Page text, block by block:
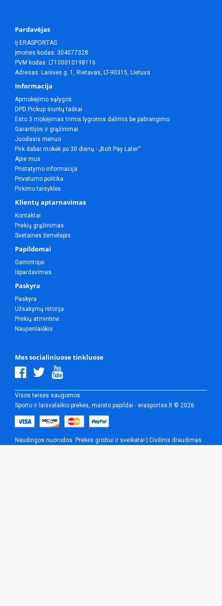
Pardavėjas
IĮ ERASPORTAS
Įmones kodas: 304077328
PVM kodas: LT100010198116
Adresas: Laisvės g. 1, Rietavas, LT-90315, Lietuva
Informacija
Apmokėjimo sąlygos
DPD Pickup siuntų taškai
Esto 3 mokėjimas trimis lygiomis dalimis be pabrangimo
Garantijos ir grąžinimai
Juodasis mėnuo
Pirk dabar mokėk po 30 dienų - „Bolt Pay Later“
Apie mus
Pristatymo informacija
Privatumo politika
Pirkimo taisyklės
Klientų aptarnavimas
Kontaktai
Prekių grąžinimas
Svetainės žemėlapis
Papildomai
Gamintojai
Išpardavimas
Paskyra
Paskyra
Užsakymų istorija
Prekių atmintinė
Naujienlaiškis
Mes socialiniuose tinkluose
Visos teisės saugomos.
Sporto ir laisvalaikio prekės, maisto papildai - erasportas.lt © 2026
Naudingos nuorodos: Prekės grožiui ir sveikatai Civilinis draudimas